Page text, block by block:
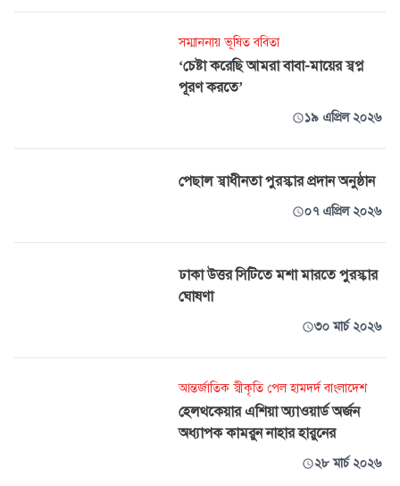
সম্মাননায় ভূষিত ববিতা
‘চেষ্টা করেছি আমরা বাবা-মায়ের স্বপ্ন
পূরণ করতে’
১৯ এপ্রিল ২০২৬
পেছাল স্বাধীনতা পুরস্কার প্রদান অনুষ্ঠান
০৭ এপ্রিল ২০২৬
ঢাকা উত্তর সিটিতে মশা মারতে পুরস্কার
ঘোষণা
৩০ মার্চ ২০২৬
আন্তর্জাতিক স্বীকৃতি পেল হামদর্দ বাংলাদেশ
হেলথকেয়ার এশিয়া অ্যাওয়ার্ড অর্জন
অধ্যাপক কামরুন নাহার হারুনের
২৮ মার্চ ২০২৬